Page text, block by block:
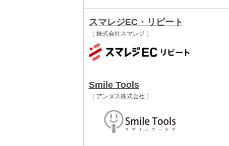
スマレジEC・リピート
（ 株式会社スマレジ ）
Smile Tools
（ アンダス株式会社 ）